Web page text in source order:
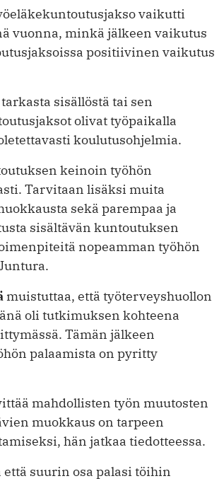
vaikutti
vuonna, minkä jälkeen vaikutus
positiivinen vaikutus
sisällöstä tai sen
olivat työpaikalla
koulutusohjelmia.
keinoin työhön
Tarvitaan lisäksi muita
sekä parempaa ja
sisältävän kuntoutuksen
nopeamman työhön
muistuttaa, että työterveyshuollon
oli tutkimuksen kohteena
Tämän jälkeen
palaamista on pyritty
mahdollisten työn muutosten
muokkaus on tarpeen
hän jatkaa tiedotteessa.
suurin osa palasi töihin